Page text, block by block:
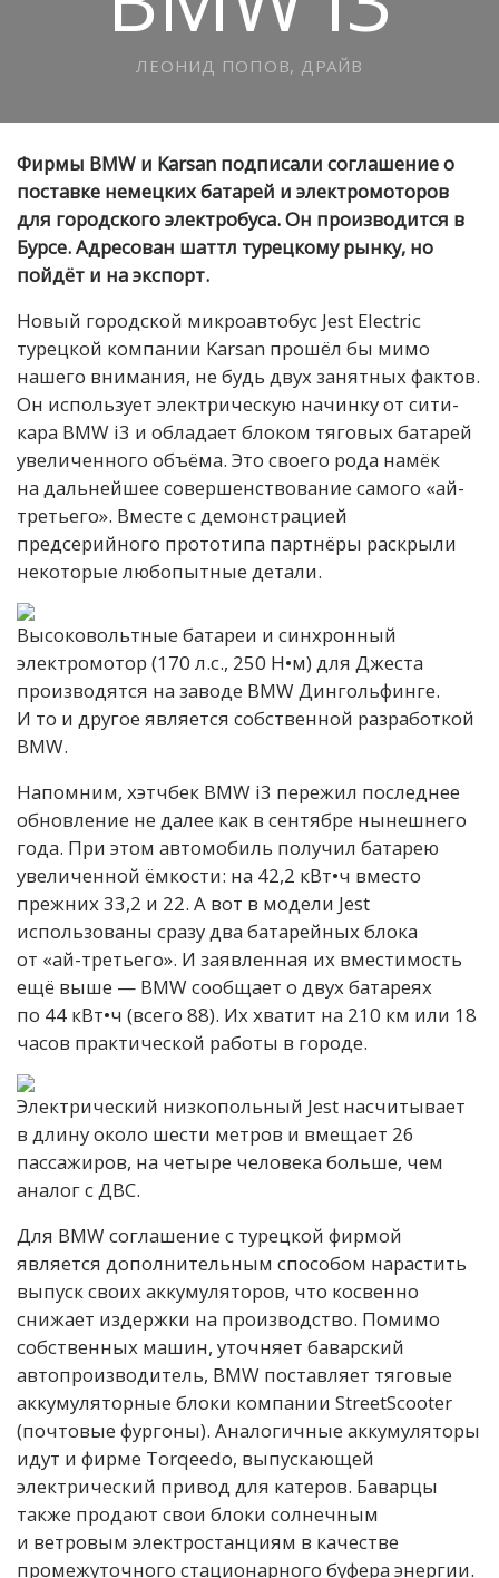
ЛЕОНИД ПОПОВ, ДРАЙВ
Фирмы BMW и Karsan подписали соглашение о
поставке немецких батарей и электромоторов
для городского электробуса. Он производится в
Бурсе. Адресован шаттл турецкому рынку, но
пойдёт и на экспорт.
Новый городской микроавтобус Jest Electric
турецкой компании Karsan прошёл бы мимо
нашего внимания, не будь двух занятных фактов.
Он использует электрическую начинку от сити-
кара BMW i3 и обладает блоком тяговых батарей
увеличенного объёма. Это своего рода намёк
на дальнейшее совершенствование самого «ай-
третьего». Вместе с демонстрацией
предсерийного прототипа партнёры раскрыли
некоторые любопытные детали.
Высоковольтные батареи и синхронный
электромотор (170 л.с., 250 Н•м) для Джеста
производятся на заводе BMW Дингольфинге.
И то и другое является собственной разработкой
BMW.
Напомним, хэтчбек BMW i3 пережил последнее
обновление не далее как в сентябре нынешнего
года. При этом автомобиль получил батарею
увеличенной ёмкости: на 42,2 кВт•ч вместо
прежних 33,2 и 22. А вот в модели Jest
использованы сразу два батарейных блока
от «ай-третьего». И заявленная их вместимость
ещё выше — BMW сообщает о двух батареях
по 44 кВт•ч (всего 88). Их хватит на 210 км или 18
часов практической работы в городе.
Электрический низкопольный Jest насчитывает
в длину около шести метров и вмещает 26
пассажиров, на четыре человека больше, чем
аналог с ДВС.
Для BMW соглашение с турецкой фирмой
является дополнительным способом нарастить
выпуск своих аккумуляторов, что косвенно
снижает издержки на производство. Помимо
собственных машин, уточняет баварский
автопроизводитель, BMW поставляет тяговые
аккумуляторные блоки компании StreetScooter
(почтовые фургоны). Аналогичные аккумуляторы
идут и фирме Torqeedo, выпускающей
электрический привод для катеров. Баварцы
также продают свои блоки солнечным
и ветровым электростанциям в качестве
промежуточного стационарного буфера энергии.